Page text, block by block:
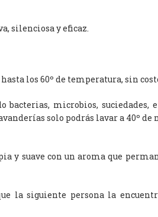
silenciosa y eficaz.
los 60º de temperatura, sin
microbios, suciedades,
solo podrás lavar a 40º
y suave con un aroma que
la siguiente persona la